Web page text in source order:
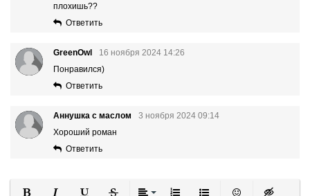
плохишь??
Ответить
GreenOwl
16 ноября 2024 14:26
Понравился)
Ответить
Аннушка с маслом
3 ноября 2024 09:14
Хороший роман
Ответить